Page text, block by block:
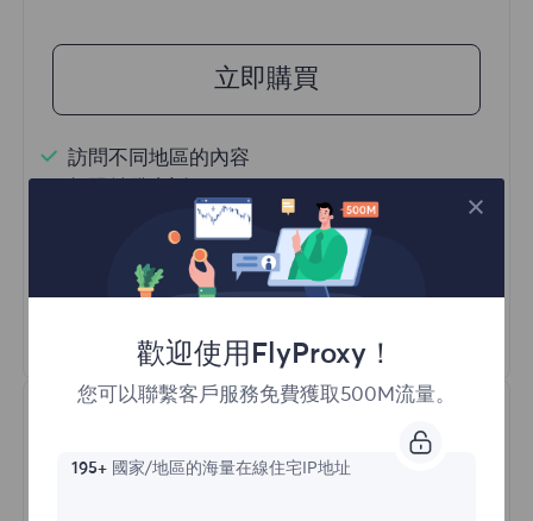
立即購買
訪問不同地區的內容
一億+ 優質住宅代理
自動代理輪換
HTTP(S)/SOCKS5
瞭解更多
歡迎使用FlyProxy！
您可以聯繫客戶服務免費獲取500M流量。
195+國家/地區的海量在線住宅IP地址